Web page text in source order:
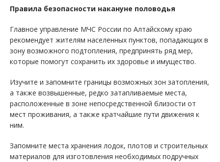
Правила безопасности накануне половодья
Главное управление МЧС России по Алтайскому краю
рекомендует жителям населенных пунктов, попадающих в
зону возможного подтопления, предпринять ряд мер,
которые помогут сохранить их здоровье и имущество.
Изучите и запомните границы возможных зон затопления,
а также возвышенные, редко затапливаемые места,
расположенные в зоне непосредственной близости от
мест проживания, а также кратчайшие пути движения к
ним.
Запомните места хранения лодок, плотов и строительных
материалов для изготовления необходимых подручных